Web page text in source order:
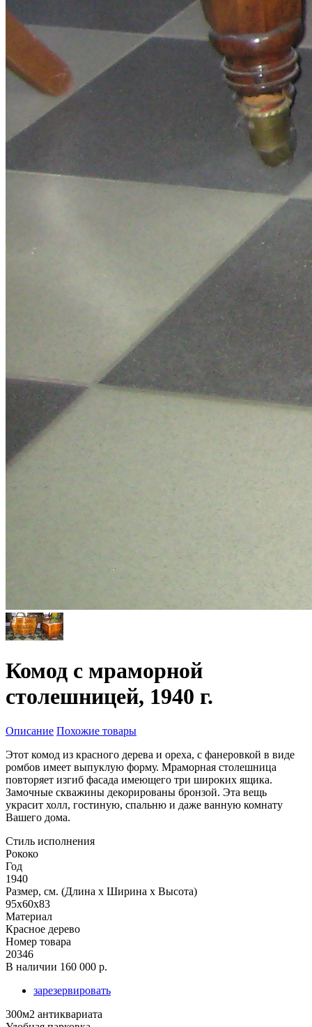
Комод с мраморной
столешницей, 1940 г.
Описание Похожие товары
Этот комод из красного дерева и ореха, с фанеровкой в виде
ромбов имеет выпуклую форму. Мраморная столешница
повторяет изгиб фасада имеющего три широких ящика.
Замочные скважины декорированы бронзой. Эта вещь
украсит холл, гостиную, спальню и даже ванную комнату
Вашего дома.
Стиль исполнения
Рококо
Год
1940
Размер, см. (Длина х Ширина х Высота)
95x60x83
Материал
Красное дерево
Номер товара
20346
В наличии 160 000 р.
зарезервировать
300м2 антиквариата